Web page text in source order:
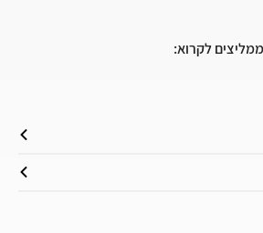
ממליצים לקרוא: